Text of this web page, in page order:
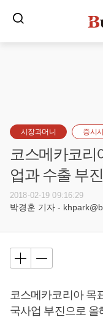
시장과머니 증시
코스메카코리
업과 수출 부진
2018-02-19 09:16:29
박경훈 기자 -
코스메카코리아 목
국사업 부진으로 올